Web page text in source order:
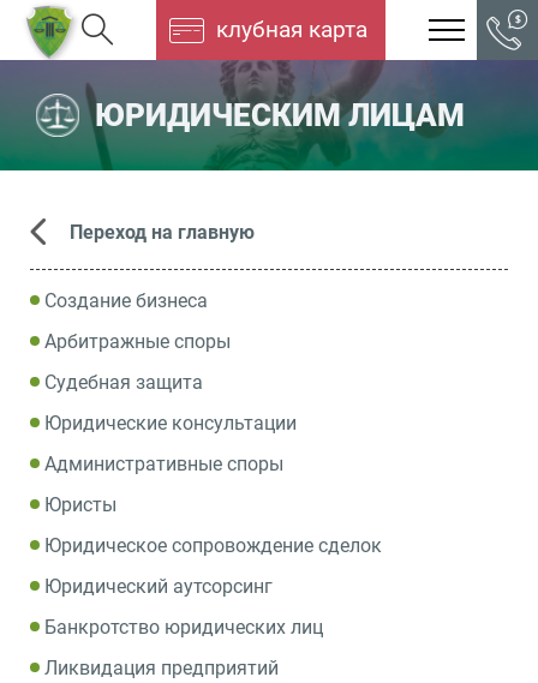
клубная карта
ЮРИДИЧЕСКИМ ЛИЦАМ
Переход на главную
Создание бизнеса
Арбитражные споры
Судебная защита
Юридические консультации
Административные споры
Юристы
Юридическое сопровождение сделок
Юридический аутсорсинг
Банкротство юридических лиц
Ликвидация предприятий